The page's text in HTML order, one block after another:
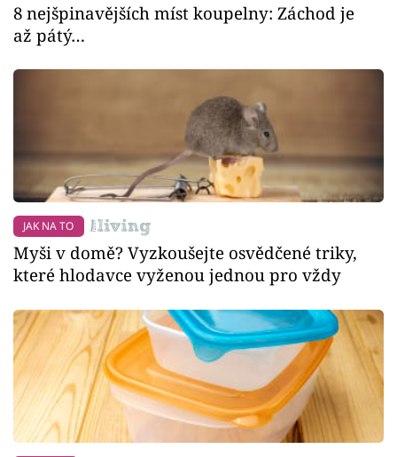
8 nejšpinavějších míst koupelny: Záchod je
až pátý…
JAK NA TO
Myši v domě? Vyzkoušejte osvědčené triky,
které hlodavce vyženou jednou pro vždy